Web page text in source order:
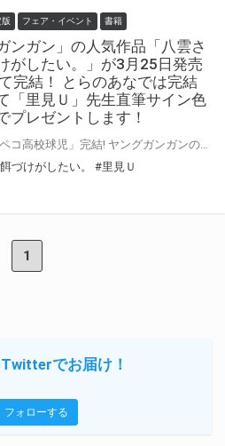
フェア・イベント 書籍
ンガン」の人気作品「八雲さ
がしたい。」が3月25日発売
完結！ とらのあなでは完結
「里見Ｕ」先生直筆サイン色
プレゼントします！
づけがしたい。
#里見Ｕ
1
でお届け！
フォローする